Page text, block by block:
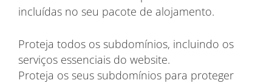
incluídas no seu pacote de alojamento.
Proteja todos os subdomínios, incluindo os
serviços essenciais do website.
Proteja os seus subdomínios para proteger